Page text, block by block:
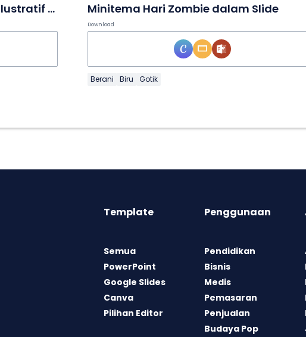
Infografis Analisis Biaya Bisnis Ilustratif dalam Slide Minitema Hari Zombie dalam Slide
Download
Berani Biru Gotik
Template
Semua
PowerPoint
Google Slides
Canva
Pilihan Editor
Penggunaan
Pendidikan
Bisnis
Medis
Pemasaran
Penjualan
Budaya Pop